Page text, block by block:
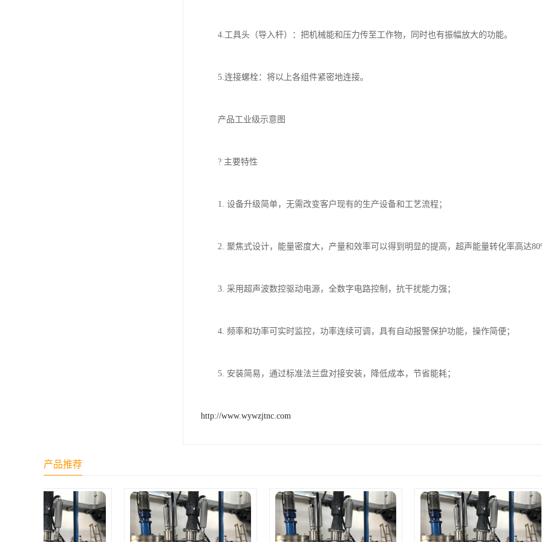
4.工具头（导入杆）：把机械能和压力传至工作物，同时也有振幅放大的功能。
5.连接螺栓：将以上各组件紧密地连接。
产品工业级示意图
? 主要特性
1. 设备升级简单，无需改变客户现有的生产设备和工艺流程；
2. 聚焦式设计，能量密度大，产量和效率可以得到明显的提高，超声能量转化率高达
3. 采用超声波数控驱动电源，全数字电路控制，抗干扰能力强；
4. 频率和功率可实时监控，功率连续可调，具有自动报警保护功能，操作简便；
5. 安装简易，通过标准法兰盘对接安装，降低成本，节省能耗；
http://www.wywzjtnc.com
产品推荐